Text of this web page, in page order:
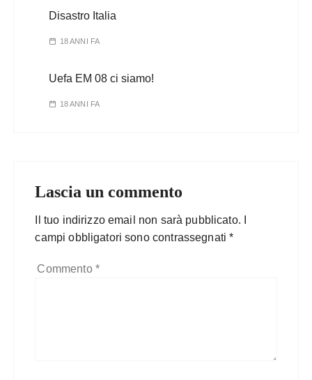
Disastro Italia
18 ANNI FA
Uefa EM 08 ci siamo!
18 ANNI FA
Lascia un commento
Il tuo indirizzo email non sarà pubblicato.
campi obbligatori sono contrassegnati*
Commento *